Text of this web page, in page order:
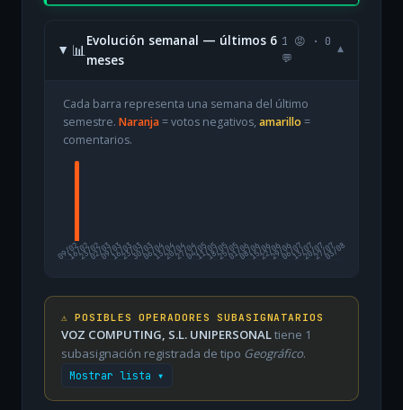
📊
Evolución semanal — últimos 6
meses
1 😡 · 0
💬
▾
Cada barra representa una semana del último
semestre. Naranja= votos negativos, amarillo =
comentarios.
09/02
16/0223/0202/0309/0316/0323/0330/0306/0413/0420/0427/0404/0511/0518/0525/0501/0608/0615/0622/0629/0606/0713/0720/0727/07
03/08
⚠️ POSIBLES OPERADORES SUBASIGNATARIOS
VOZ COMPUTING, S.L. UNIPERSONALtiene 1
subasignación registrada de tipo Geográfico.
Mostrar lista ▾